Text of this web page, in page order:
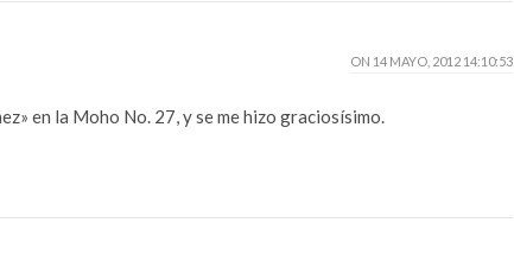
ON 14 MAYO, 2012 14:10:53
en la Moho No. 27, y se me hizo graciosísimo.